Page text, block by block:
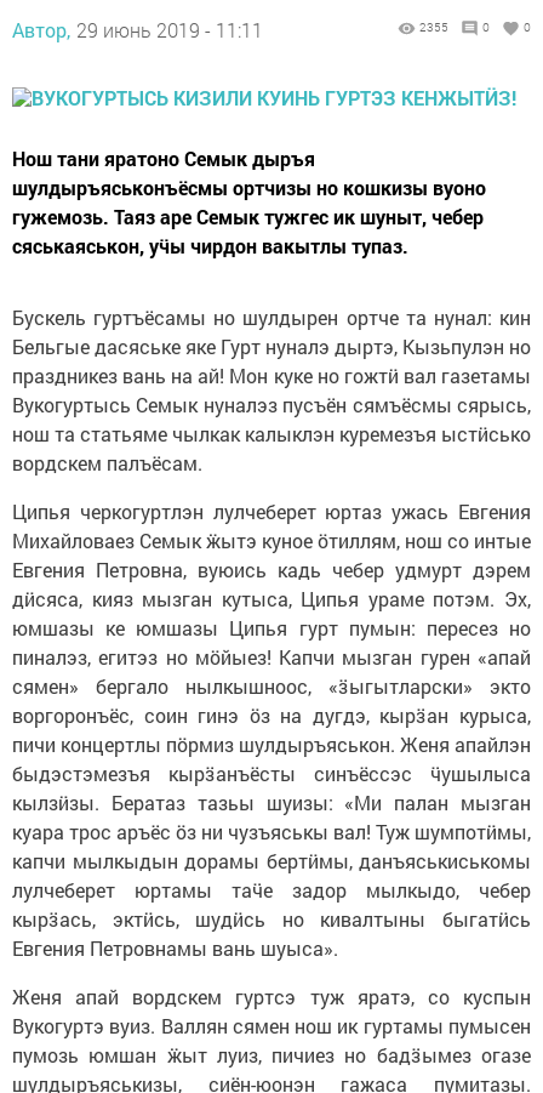
Автор, 29 июнь 2019 - 11:11 2355 0 0
Нош тани яратоно Семык дыръя
шулдыръяськонъёсмы ортчизы но кошкизы вуоно
гужемозь. Таяз аре Семык тужгес ик шуныт, чебер
сяськаяськон, уӵы чирдон вакытлы тупаз.
Бускель гуртъёсамы но шулдырен ортче та нунал: кин
Бельгые дасяське яке Гурт нуналэ дыртэ, Кызьпулэн но
праздникез вань на ай! Мон куке но гожтӥ вал газетамы
Вукогуртысь Семык нуналэз пусъён сямъёсмы сярысь,
нош та статьяме чылкак калыклэн куремезъя ыстӥсько
вордскем палъёсам.
Ципья черкогуртлэн лулчеберет юртаз ужась Евгения
Михайловаез Семык ӝытэ куное ӧтиллям, нош со интые
Евгения Петровна, вуюись кадь чебер удмурт дэрем
дӥсяса, кияз мызган кутыса, Ципья ураме потэм. Эх,
юмшазы ке юмшазы Ципья гурт пумын: пересез но
пиналэз, егитэз но мӧйыез! Капчи мызган гурен «апай
сямен» бергало нылкышноос, «ӟыгытларски» экто
воргоронъёс, соин гинэ ӧз на дугдэ, кырӟан курыса,
пичи концертлы пӧрмиз шулдыръяськон. Женя апайлэн
быдэстэмезъя кырӟанъёсты синъёссэс ӵушылыса
кылзӥзы. Бератаз тазьы шуизы: «Ми палан мызган
куара трос аръёс ӧз ни чузъяськы вал! Туж шумпотӥмы,
капчи мылкыдын дорамы бертӥмы, данъяськиськомы
лулчеберет юртамы таӵе задор мылкыдо, чебер
кырӟась, эктӥсь, шудӥсь но кивалтыны быгатӥсь
Евгения Петровнамы вань шуыса».
Женя апай вордскем гуртсэ туж яратэ, со куспын
Вукогуртэ вуиз. Валлян сямен нош ик гуртамы пумысен
пумозь юмшан ӝыт луиз, пичиез но бадӟымез огазе
шулдыръяськизы, сиён-юонэн гажаса пумитазы.